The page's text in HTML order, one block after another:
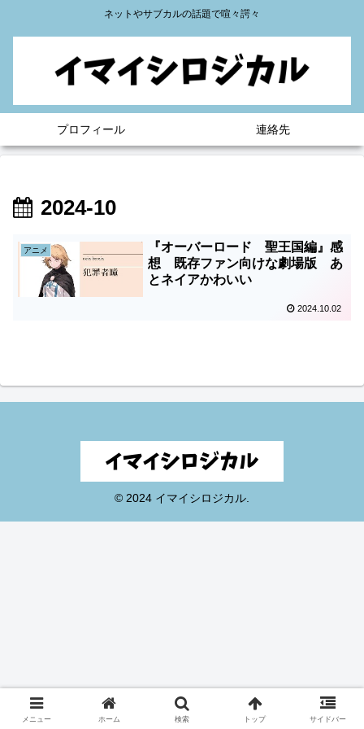
ネットやサブカルの話題で喧々諤々
プロフィール 連絡先
2024-10
アニメ
『オーバーロード 聖王国編』感
想 既存ファン向けな劇場版 あ
とネイアかわいい
2024.10.02
© 2024 イマイシロジカル.
メニュー ホーム 検索 トップ サイドバー